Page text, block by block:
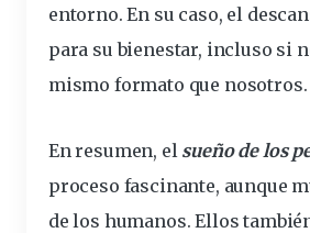
entorno. En su caso, el
para su bienestar, incluso si
mismo formato que nosotros.
En resumen, el sueño de los
proceso fascinante, aunque
de los humanos. Ellos